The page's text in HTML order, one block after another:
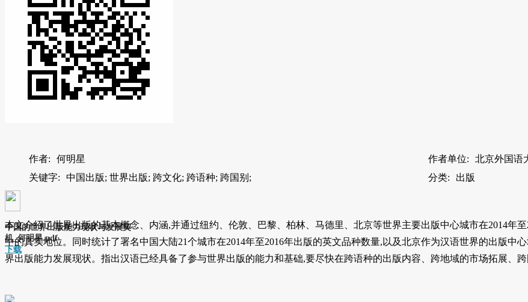
作者: 何明星 作者单位:
北京外国语
关键字:
中国出版; 世界出版; 跨文化; 跨语种; 跨国别; 分类: 出版
中国的世界出版能力现状与发展契
机_何明星.pdf
下载
本文介绍了世界出版的基本概念、内涵,并通过纽约、伦敦、巴黎、柏林、马德里、北京等世界主要出版中心城市在2014年
中的真实地位。同时统计了署名中国大陆21个城市在2014年至2016年出版的英文品种数量,以及北京作为汉语世界的出版中
界出版能力发展现状。指出汉语已经具备了参与世界出版的能力和基础,要尽快在跨语种的出版内容、跨地域的市场拓展、